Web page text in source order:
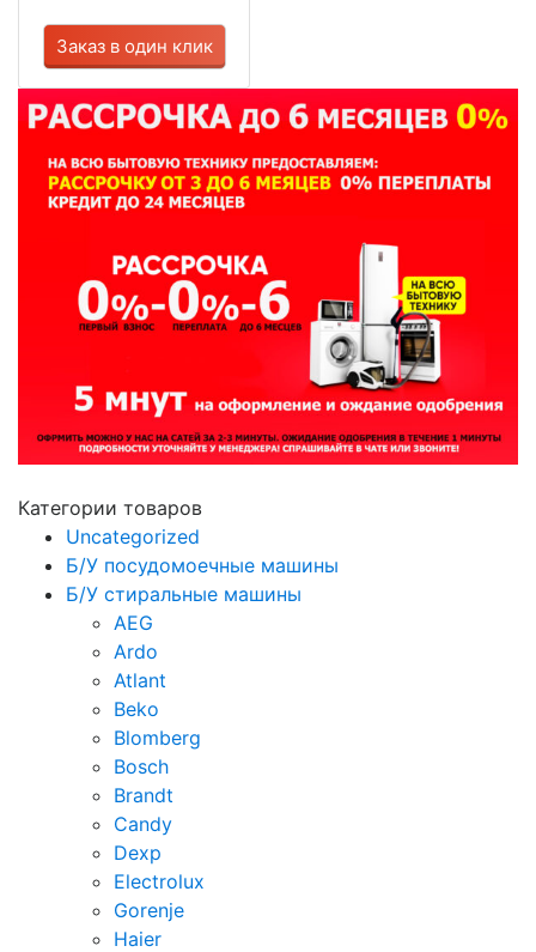
Заказ в один клик
Категории товаров
Uncategorized
Б/У посудомоечные машины
Б/У стиральные машины
AEG
Ardo
Atlant
Beko
Blomberg
Bosch
Brandt
Candy
Dexp
Electrolux
Gorenje
Haier